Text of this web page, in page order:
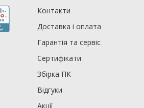
Контакти
Доставка і оплата
Гарантія та сервіс
Сертифікати
Збірка ПК
Відгуки
Акції